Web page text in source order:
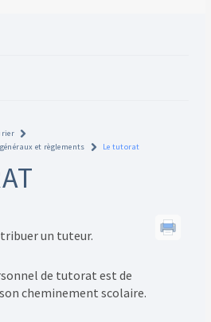
et règlements
Le tutorat
un tuteur.
de tutorat est de
cheminement scolaire.